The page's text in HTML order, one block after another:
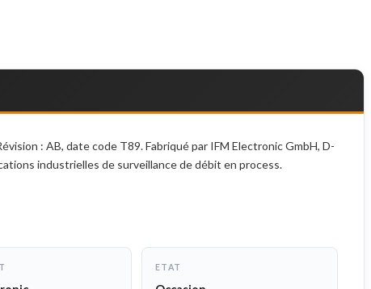
: AB, date code T89. Fabriqué par IFM Electronic GmbH, D-
industrielles de surveillance de débit en process.
ETAT